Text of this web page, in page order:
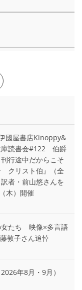
國屋書店Kinoppy&
庫読書会#122 伯爵
行途中だからこそ
クリスト伯』（全
者・前山悠さんを
木）開催
女たち 映像×多言語
敦子さん追悼
年8月・9月）